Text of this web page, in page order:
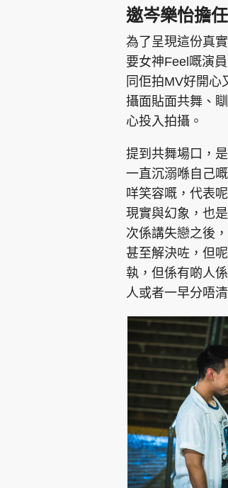
關於我們 聯絡我們
邀岑樂怡擔
為了呈現這份真
要女神Feel嘅演
同佢拍MV好開心
攝面貼面共舞、
心投入拍攝。
提到共舞場口，
一直沉溺喺自己
咩笑容嘅，代表
現實與幻象，也
次係講失戀之後
甚至解決咗，但
執，但係有啲人
人或者一早分唔清